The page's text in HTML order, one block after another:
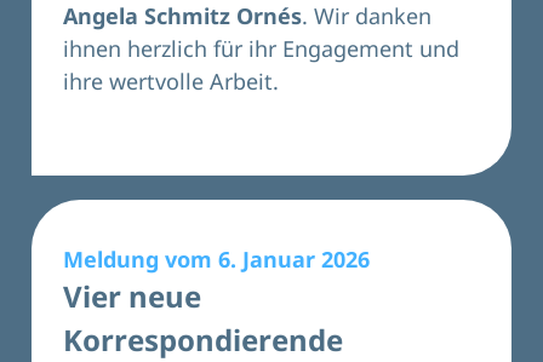
Angela Schmitz Ornés. Wir danken
ihnen herzlich für ihr Engagement und
ihre wertvolle Arbeit.
Meldung vom 6. Januar 2026
Vier neue
Korrespondierende